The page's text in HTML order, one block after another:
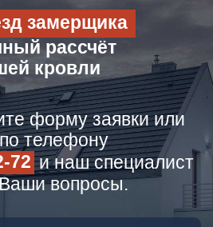
замерщика
рассчёт
кровли
форму заявки или
телефону
72 и наш специалист
вопросы.